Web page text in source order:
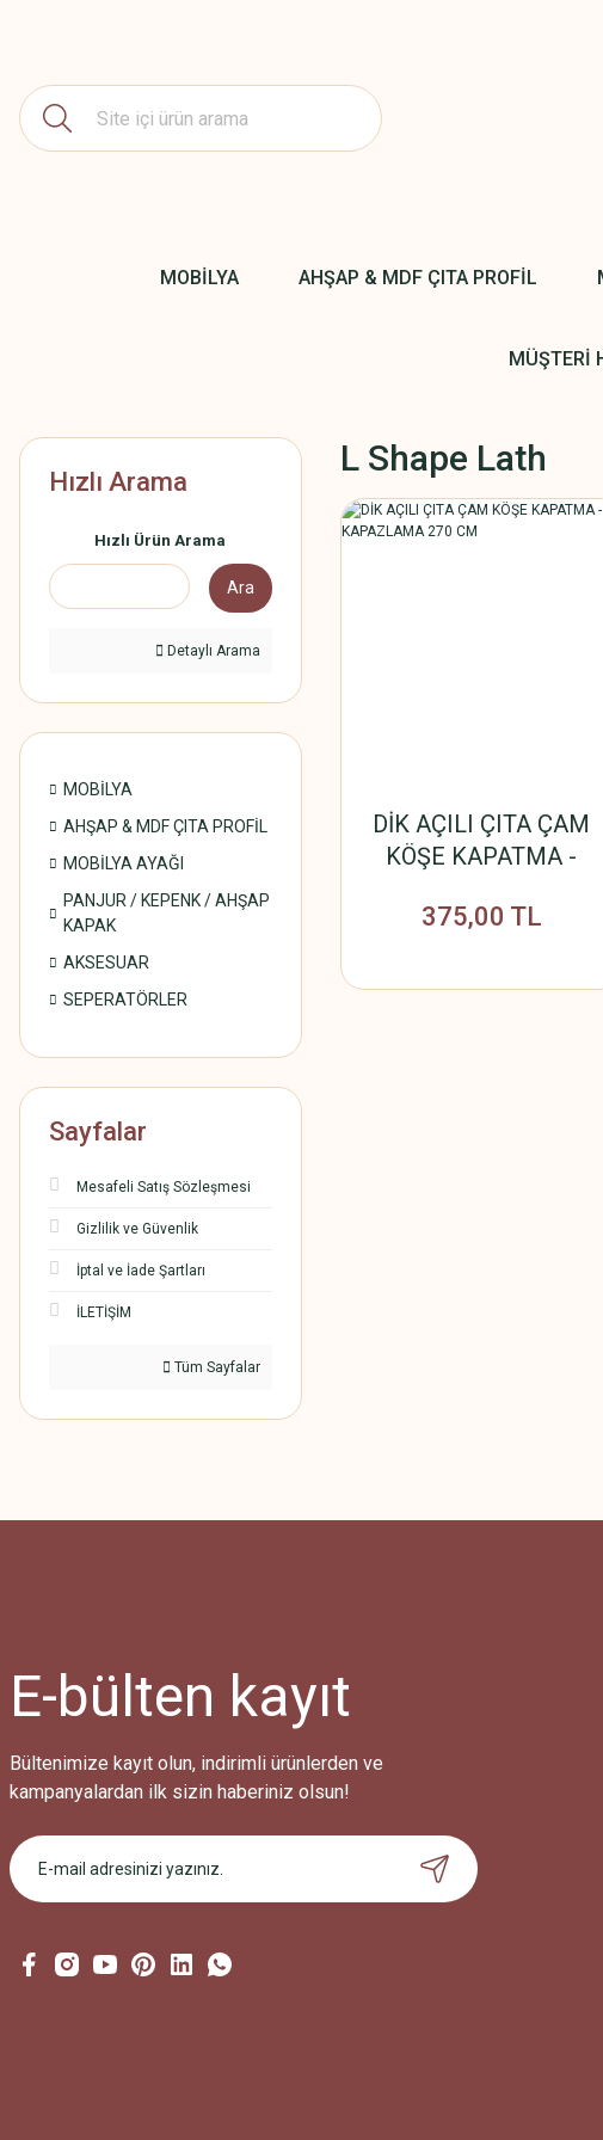
MOBİLYA AHŞAP & MDF ÇITA PROFİL
MÜŞTERİ
Hızlı Arama
Hızlı Ürün Arama
Ara
Detaylı Arama
MOBİLYA
AHŞAP & MDF ÇITA PROFİL
MOBİLYA AYAĞI
PANJUR / KEPENK / AHŞAP
KAPAK
AKSESUAR
SEPERATÖRLER
Sayfalar
Mesafeli Satış Sözleşmesi
Gizlilik ve Güvenlik
İptal ve İade Şartları
İLETİŞİM
Tüm Sayfalar
L Shape Lath
DİK AÇILI ÇITA ÇAM
KÖŞE KAPATMA -
375,00 TL
E-bülten kayıt
Bültenimize kayıt olun, indirimli ürünlerden ve
kampanyalardan ilk sizin haberiniz olsun!